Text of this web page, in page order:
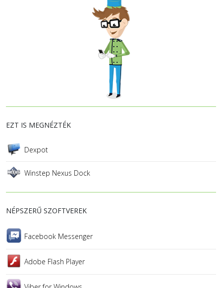
EZT IS MEGNÉZTÉK
Dexpot
Winstep Nexus Dock
NÉPSZERŰ SZOFTVEREK
Facebook Messenger
Adobe Flash Player